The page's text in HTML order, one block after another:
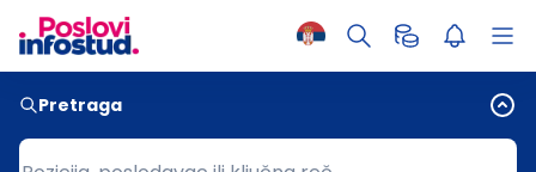
Pretraga
Pozicija, poslodavac ili ključna reč